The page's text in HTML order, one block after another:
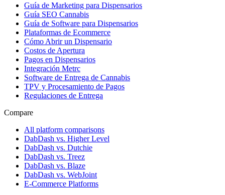
Guía de Marketing para Dispensarios
Guía SEO Cannabis
Guía de Software para Dispensarios
Plataformas de Ecommerce
Cómo Abrir un Dispensario
Costos de Apertura
Pagos en Dispensarios
Integración Metrc
Software de Entrega de Cannabis
TPV y Procesamiento de Pagos
Regulaciones de Entrega
Compare
All platform comparisons
DabDash vs. Higher Level
DabDash vs. Dutchie
DabDash vs. Treez
DabDash vs. Blaze
DabDash vs. WebJoint
E-Commerce Platforms